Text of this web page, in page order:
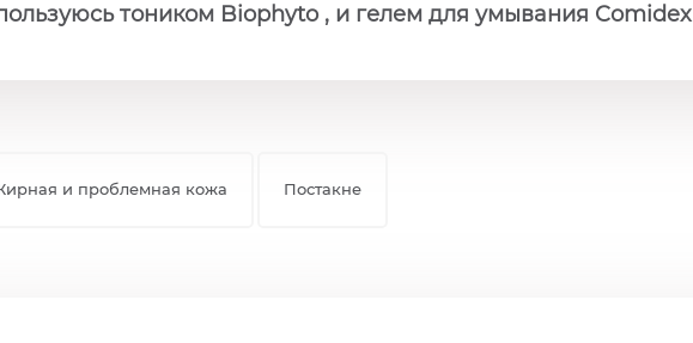
тоником Biophyto , и гелем для умывания Comidex
и проблемная кожа Постакне